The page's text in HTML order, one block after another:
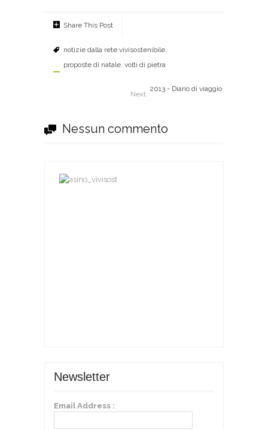
Share This Post
notizie dalla rete vivisostenibile
proposte di natale volti di pietra
Next:
2013 - Diario di viaggio
Nessun commento
Newsletter
Email Address :